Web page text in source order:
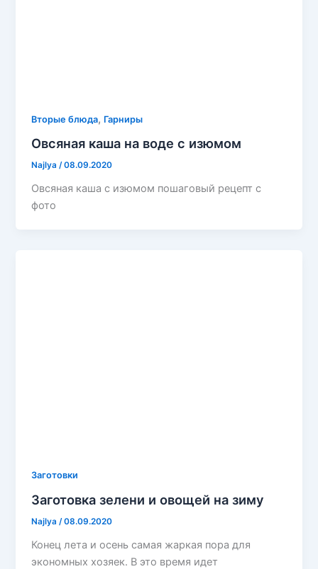
Вторые блюда, Гарниры
Овсяная каша на воде с изюмом
Najlya/08.09.2020
Овсяная каша с изюмом пошаговый рецепт с
фото
Заготовки
Заготовка зелени и овощей на зиму
Najlya/08.09.2020
Конец лета и осень самая жаркая пора для
экономных хозяек. В это время идет